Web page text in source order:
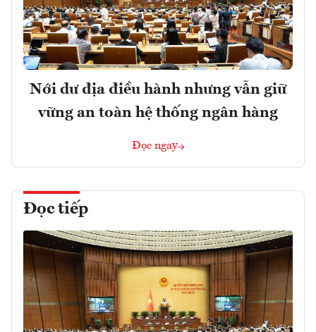
Nới dư địa điều hành nhưng vẫn giữ
vững an toàn hệ thống ngân hàng
Đọc ngay
Đọc tiếp